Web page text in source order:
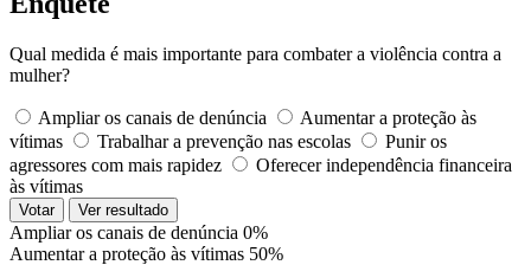
Qual medida é mais importante para combater a violência contra a
mulher?
Ampliar os canais de denúncia
Aumentar a proteção às
vítimas
Trabalhar a prevenção nas escolas
Punir os
agressores com mais rapidez
Oferecer independência financeira
às vítimas
Votar Ver resultado
Ampliar os canais de denúncia 0%
Aumentar a proteção às vítimas 50%